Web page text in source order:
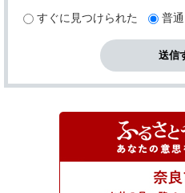
すぐに見つけられた
普通